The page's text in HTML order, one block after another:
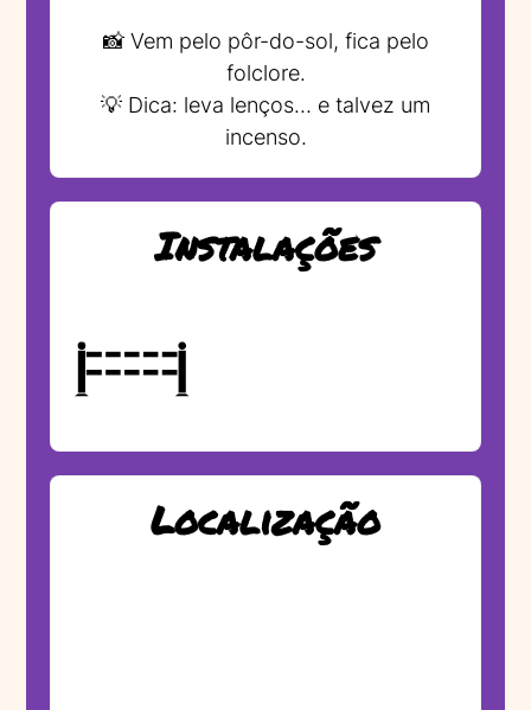
📸 Vem pelo pôr-do-sol, fica pelo
folclore.
💡 Dica: leva lenços… e talvez um
incenso.
Instalações
Localização